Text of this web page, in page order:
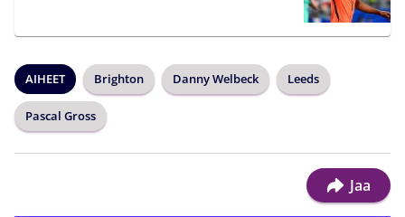
AIHEET Brighton Danny Welbeck Leeds
Pascal Gross
Jaa